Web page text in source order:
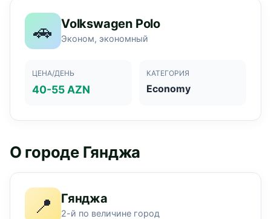
🚗 Volkswagen Polo
Эконом, экономный
ЦЕНА/ДЕНЬ
40-55 AZN
КАТЕГОРИЯ
Economy
О городе Гянджа
📍 Гянджа
2-й по величине город